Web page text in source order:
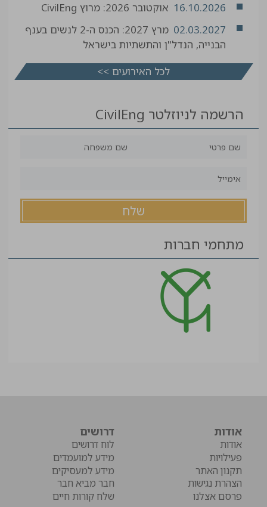
16.10.2026 אוקטובר 2026: מרוץ CivilEng
02.03.2027
מרץ 2027: הכנס ה-2 לנשים בענף
הבנייה, הנדל"ן והתשתיות בישראל
לכל האירועים >>
הרשמה לניוזלטר CivilEng
מתחמי חברות
אודות
אודות
פעילויות
תקנון האתר
הצהרת נגישות
פרסם אצלנו
דרושים
לוח דרושים
מידע למועמדים
מידע למעסיקים
חבר מביא חבר
שלח קורות חיים